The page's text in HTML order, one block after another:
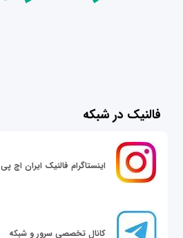
فالنیک در شبکه
اینستاگرام فالنیک ایران اچ پی
کانال تخصصی سرور و شبکه